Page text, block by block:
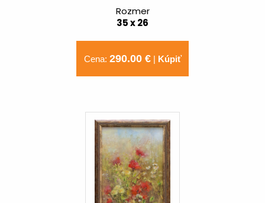
Rozmer
35 x 26
Cena: 290.00 €| Kúpiť